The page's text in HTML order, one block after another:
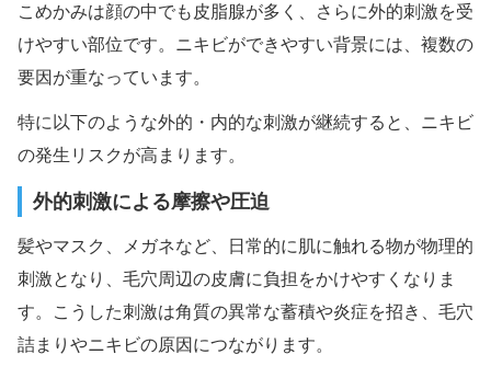
こめかみは顔の中でも皮脂腺が多く、さらに外的刺激を受
けやすい部位です。ニキビができやすい背景には、複数の
要因が重なっています。
特に以下のような外的・内的な刺激が継続すると、ニキビ
の発生リスクが高まります。
外的刺激による摩擦や圧迫
髪やマスク、メガネなど、日常的に肌に触れる物が物理的
刺激となり、毛穴周辺の皮膚に負担をかけやすくなりま
す。こうした刺激は角質の異常な蓄積や炎症を招き、毛穴
詰まりやニキビの原因につながります。